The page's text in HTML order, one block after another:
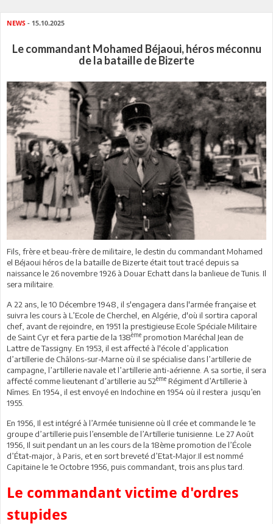
NEWS - 15.10.2025
Le commandant Mohamed Béjaoui, héros méconnu
de la bataille de Bizerte
Fils, frère et beau-frère de militaire, le destin du commandant Mohamed
el Béjaoui héros de la bataille de Bizerte était tout tracé depuis sa
naissance le 26 novembre 1926 à Douar Echatt dans la banlieue de Tunis. Il
sera militaire.
A 22 ans, le 10 Décembre 1948, il s'engagera dans l'armée française et
suivra les cours à L’Ecole de Cherchel, en Algérie, d'où il sortira caporal
chef, avant de rejoindre, en 1951 la prestigieuse Ecole Spéciale Militaire
de Saint Cyr et fera partie de la 138ème promotion Maréchal Jean de
Lattre de Tassigny. En 1953, il est affecté à l'école d’application
d’artillerie de Châlons-sur-Marne où il se spécialise dans l’artillerie de
campagne, l’artillerie navale et l’artillerie anti-aérienne. A sa sortie, il sera
affecté comme lieutenant d’artillerie au 52ème Régiment d’Artillerie à
Nîmes. En 1954, il est envoyé en Indochine en 1954 où il restera jusqu’en
1955.
En 1956, Il est intégré à l’Armée tunisienne où Il crée et commande le 1e
groupe d’artillerie puis l’ensemble de l’Artillerie tunisienne. Le 27 Août
1956, Il suit pendant un an les cours de la 18ème promotion de l’École
d’État-major, à Paris, et en sort breveté d’Etat-Major.Il est nommé
Capitaine le 1e Octobre 1956, puis commandant, trois ans plus tard.
Le commandant victime d'ordres
stupides